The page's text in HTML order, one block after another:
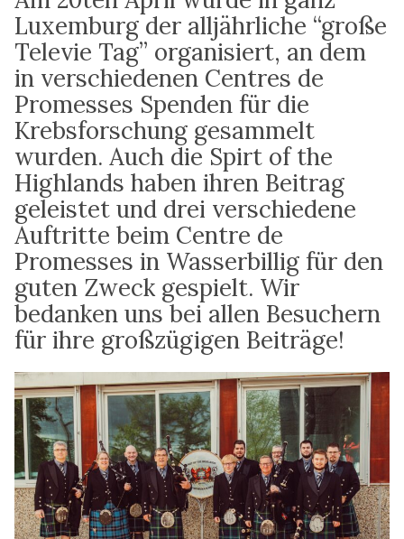
Luxemburg der alljährliche “große
Televie Tag” organisiert, an dem
in verschiedenen Centres de
Promesses Spenden für die
Krebsforschung gesammelt
wurden. Auch die Spirt of the
Highlands haben ihren Beitrag
geleistet und drei verschiedene
Auftritte beim Centre de
Promesses in Wasserbillig für den
guten Zweck gespielt. Wir
bedanken uns bei allen Besuchern
für ihre großzügigen Beiträge!